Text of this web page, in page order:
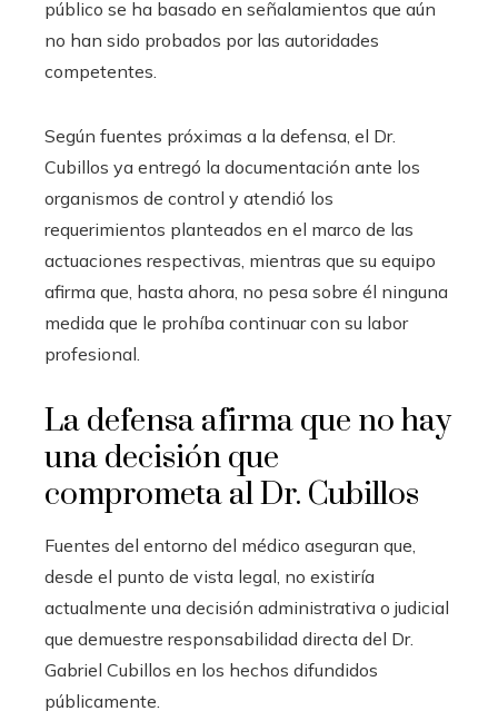
público se ha basado en señalamientos que aún
no han sido probados por las autoridades
competentes.
Según fuentes próximas a la defensa, el Dr.
Cubillos ya entregó la documentación ante los
organismos de control y atendió los
requerimientos planteados en el marco de las
actuaciones respectivas, mientras que su equipo
afirma que, hasta ahora, no pesa sobre él ninguna
medida que le prohíba continuar con su labor
profesional.
La defensa afirma que no hay
una decisión que
comprometa al Dr. Cubillos
Fuentes del entorno del médico aseguran que,
desde el punto de vista legal, no existiría
actualmente una decisión administrativa o judicial
que demuestre responsabilidad directa del Dr.
Gabriel Cubillos en los hechos difundidos
públicamente.